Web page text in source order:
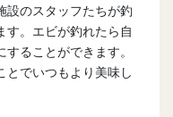
設のスタッフたちが釣
す。エビが釣れたら自
ることができます。
とでいつもより美味し